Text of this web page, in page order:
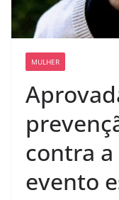
MULHER
contra
evento